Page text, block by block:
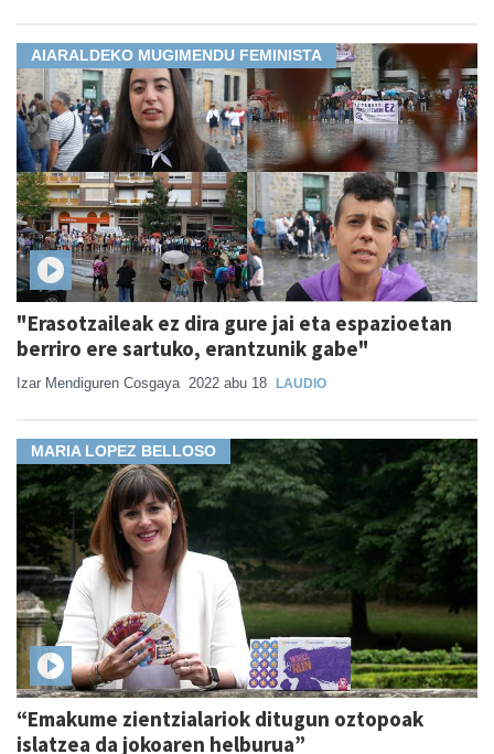
AIARALDEKO MUGIMENDU FEMINISTA
"Erasotzaileak ez dira gure jai eta espazioetan
berriro ere sartuko, erantzunik gabe"
Izar Mendiguren Cosgaya 2022 abu 18 LAUDIO
MARIA LOPEZ BELLOSO
“Emakume zientzialariok ditugun oztopoak
islatzea da jokoaren helburua”